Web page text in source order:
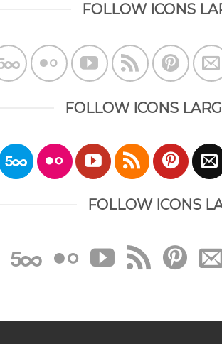
FOLLOW ICONS
FOLLOW ICONS
FOLLOW ICONS